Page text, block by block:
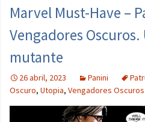
Marvel Must-Have –
Vengadores
mutante
26 abril, 2023 Panini
Oscuro, Utopia, Vengadores Oscuros